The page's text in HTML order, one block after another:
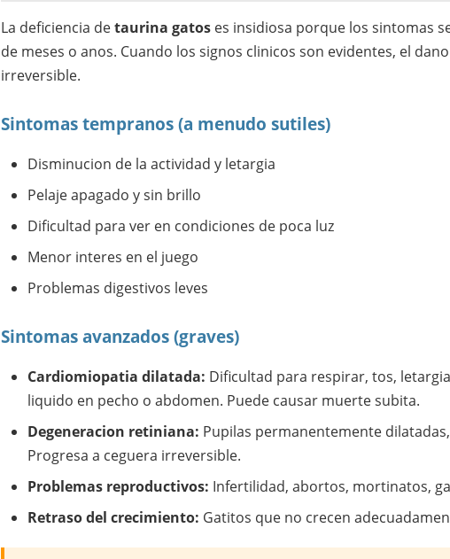
La deficiencia detaurina gatos es insidiosa porque los sintomas
de meses o anos. Cuando los signos clinicos son evidentes, el
irreversible.
Sintomas tempranos (a menudo sutiles)
Disminucion de la actividad y letargia
Pelaje apagado y sin brillo
Dificultad para ver en condiciones de poca luz
Menor interes en el juego
Problemas digestivos leves
Sintomas avanzados (graves)
Cardiomiopatia dilatada: Dificultad para respirar, tos,
liquido en pecho o abdomen. Puede causar muerte subita.
Degeneracion retiniana: Pupilas permanentemente
Progresa a ceguera irreversible.
Problemas reproductivos: Infertilidad, abortos, mortinatos,
Retraso del crecimiento: Gatitos que no crecen